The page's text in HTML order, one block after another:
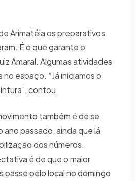
Arimatéia os preparativos
É o que garante o
Amaral. Algumas atividades
espaço. “Já iniciamos o
contou.
também é de se
ano passado, ainda que lá
dos números.
é de que o maior
passe pelo local no domingo